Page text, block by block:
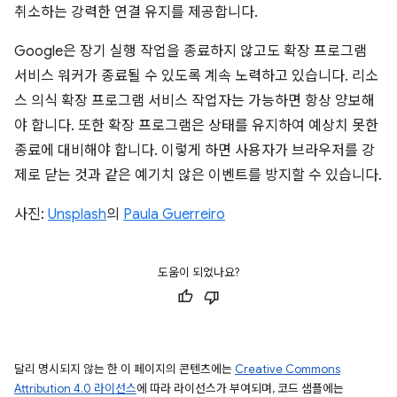
취소하는 강력한 연결 유지를 제공합니다.
Google은 장기 실행 작업을 종료하지 않고도 확장 프로그램
서비스 워커가 종료될 수 있도록 계속 노력하고 있습니다. 리소
스 의식 확장 프로그램 서비스 작업자는 가능하면 항상 양보해
야 합니다. 또한 확장 프로그램은 상태를 유지하여 예상치 못한
종료에 대비해야 합니다. 이렇게 하면 사용자가 브라우저를 강
제로 닫는 것과 같은 예기치 않은 이벤트를 방지할 수 있습니다.
사진: Unsplash의 Paula Guerreiro
도움이 되었나요?
달리 명시되지 않는 한 이 페이지의 콘텐츠에는 Creative Commons
Attribution 4.0 라이선스에 따라 라이선스가 부여되며, 코드 샘플에는